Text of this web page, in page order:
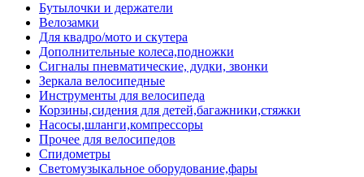
Бутылочки и держатели
Велозамки
Для квадро/мото и скутера
Дополнительные колеса,подножки
Сигналы пневматические, дудки, звонки
Зеркала велосипедные
Инструменты для велосипеда
Корзины,сидения для детей,багажники,стяжки
Насосы,шланги,компрессоры
Прочее для велосипедов
Спидометры
Светомузыкальное оборудование,фары